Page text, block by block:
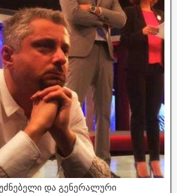
და გენერალური